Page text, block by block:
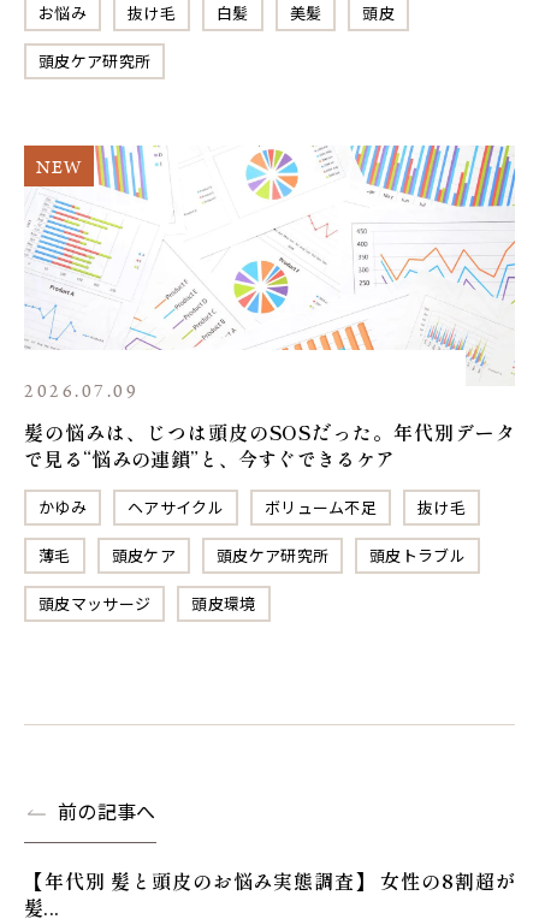
お悩み 抜け毛 白髪 美髪 頭皮
頭皮ケア研究所
2026.07.09
髪の悩みは、じつは頭皮のSOSだった。年代別データ
で見る“悩みの連鎖”と、今すぐできるケア
かゆみ ヘアサイクル ボリューム不足 抜け毛
薄毛 頭皮ケア 頭皮ケア研究所 頭皮トラブル
頭皮マッサージ 頭皮環境
前の記事へ
【年代別 髪と頭皮のお悩み実態調査】 女性の8割超が
髪...